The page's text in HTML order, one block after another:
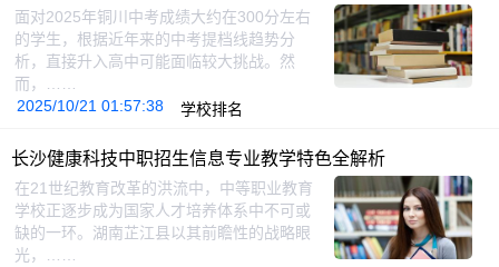
面对2025年铜川中考成绩大约在300分左右
的学生，根据近年来的中考提档线趋势分
析，直接升入高中可能面临较大挑战。然
而，……
2025/10/21 01:57:38
学校排名
长沙健康科技中职招生信息专业教学特色全解析
在21世纪教育改革的洪流中，中等职业教育
学校正逐步成为国家人才培养体系中不可或
缺的一环。湖南芷江县以其前瞻性的战略眼
光，……